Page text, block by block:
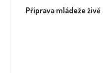
Příprava mládeže živě